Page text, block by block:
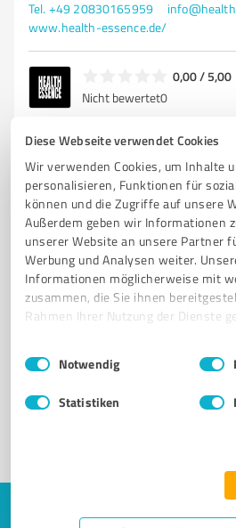
Diese Webseite verwendet Cookies
Wir verwenden Cookies, um Inhalte
personalisieren, Funktionen für
können und die Zugriffe auf unsere
Außerdem geben wir Informationen
unserer Website an unsere Partner
Werbung und Analysen weiter.
Informationen möglicherweise mit
zusammen, die Sie ihnen
Rahmen Ihrer Nutzung der Dienste
Impressum
Einwilligungsauswahl
Notwendig
Statistiken
Tel. +49 20830165959
www.health-essence.de/
0,00 / 5,00
Nicht bewertet0
Sie möchten auch hier
Kunden empfohlener